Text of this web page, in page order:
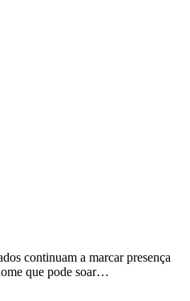
continuam a marcar presença
que pode soar…